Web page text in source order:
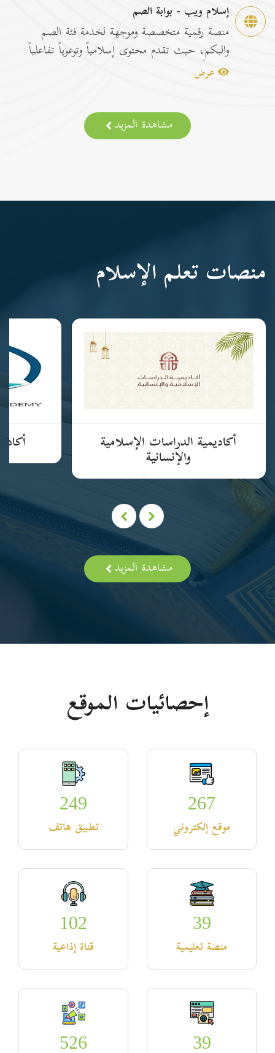
إسلام ويب - بوابة الصم
منصة رقمية متخصصة وموجهة لخدمة فئة الصم
والبكم، حيث تقدم محتوى إسلامياً وتوعوياً تفاعلياً
مترجماً با...
عرض
مشاهدة المزيد
منصات تعلم الإسلام
أكاديمية الدراسات الإسلامية
والإنسانية
مشاهدة المزيد
إحصائيات الموقع
267
موقع إلكتروني
249
تطبيق هاتف
39
منصة تعليمية
102
قناة إذاعية
39
526